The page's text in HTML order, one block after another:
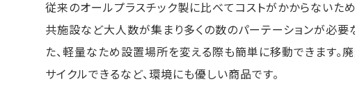
従来のオールプラスチック製に比べてコストがかからないため
共施設など大人数が集まり多くの数のパーテーションが必要
た、軽量なため設置場所を変える際も簡単に移動できます。
サイクルできるなど、環境にも優しい商品です。